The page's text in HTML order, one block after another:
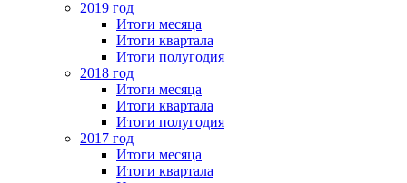
2019 год
Итоги месяца
Итоги квартала
Итоги полугодия
2018 год
Итоги месяца
Итоги квартала
Итоги полугодия
2017 год
Итоги месяца
Итоги квартала